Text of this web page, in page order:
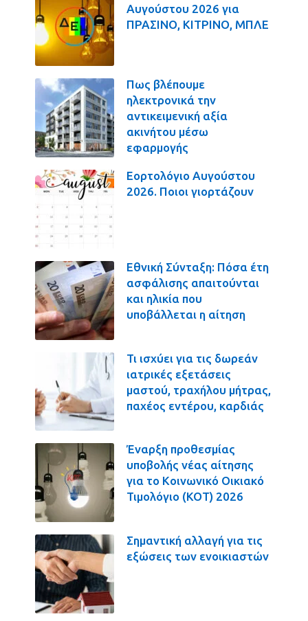
Αυγούστου 2026 για
ΠΡΑΣΙΝΟ, ΚΙΤΡΙΝΟ, ΜΠΛΕ
Πως βλέπουμε
ηλεκτρονικά την
αντικειμενική αξία
ακινήτου μέσω
εφαρμογής
Εορτολόγιο Αυγούστου
2026. Ποιοι γιορτάζουν
Εθνική Σύνταξη: Πόσα έτη
ασφάλισης απαιτούνται
και ηλικία που
υποβάλλεται η αίτηση
Τι ισχύει για τις δωρεάν
ιατρικές εξετάσεις
μαστού, τραχήλου μήτρας,
παχέος εντέρου, καρδιάς
Έναρξη προθεσμίας
υποβολής νέας αίτησης
για το Κοινωνικό Οικιακό
Τιμολόγιο (ΚΟΤ) 2026
Σημαντική αλλαγή για τις
εξώσεις των ενοικιαστών